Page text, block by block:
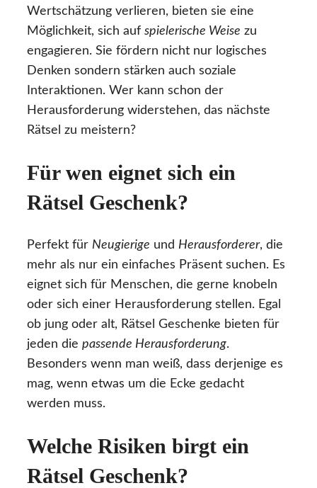
Wertschätzung verlieren, bieten sie eine
Möglichkeit, sich auf spielerische Weise zu
engagieren. Sie fördern nicht nur logisches
Denken sondern stärken auch soziale
Interaktionen. Wer kann schon der
Herausforderung widerstehen, das nächste
Rätsel zu meistern?
Für wen eignet sich ein
Rätsel Geschenk?
Perfekt für Neugierige und Herausforderer, die
mehr als nur ein einfaches Präsent suchen. Es
eignet sich für Menschen, die gerne knobeln
oder sich einer Herausforderung stellen. Egal
ob jung oder alt, Rätsel Geschenke bieten für
jeden die passende Herausforderung.
Besonders wenn man weiß, dass derjenige es
mag, wenn etwas um die Ecke gedacht
werden muss.
Welche Risiken birgt ein
Rätsel Geschenk?